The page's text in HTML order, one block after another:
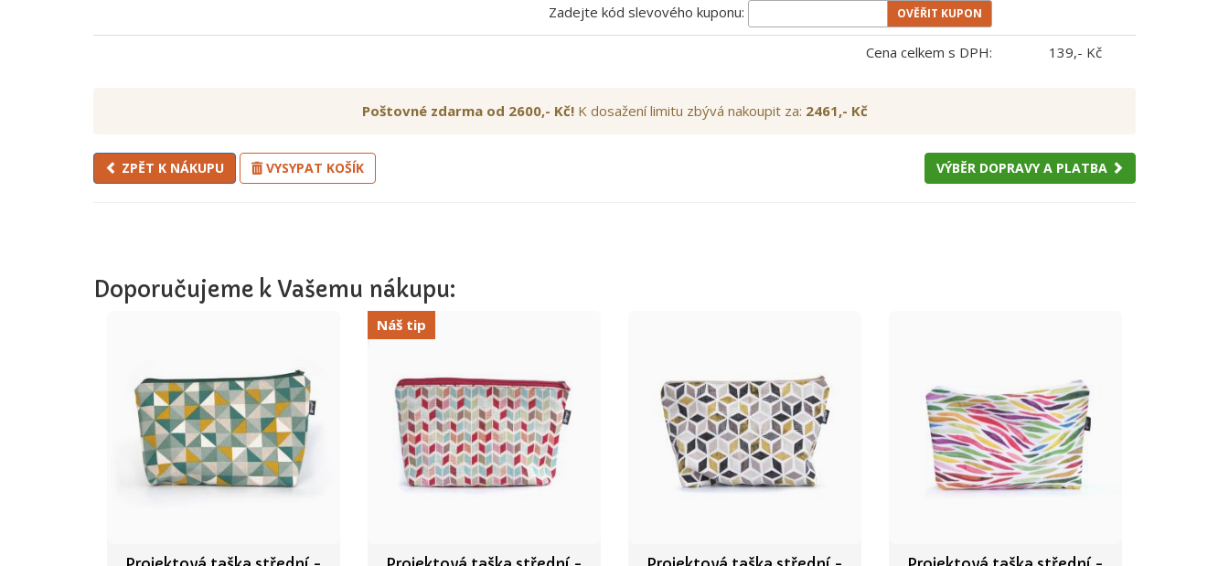
Zadejte kód slevového kuponu:
Cena celkem s DPH: 139,- Kč
Poštovné zdarma od 2600,- Kč!K dosažení limitu zbývá nakoupit za: 2461,- Kč
VÝBĚR DOPRAVY A PLATBA
ZPĚT K NÁKUPU VYSYPAT KOŠÍK
Doporučujeme k Vašemu nákupu:
Náš tip